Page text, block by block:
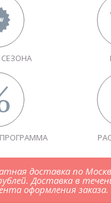
доставка по
Доставка в
оформления заказа.